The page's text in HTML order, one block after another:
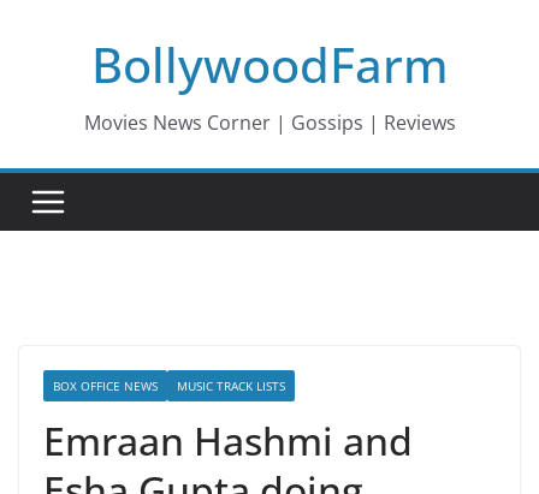
BollywoodFarm
Movies News Corner | Gossips | Reviews
BOX OFFICE NEWS MUSIC TRACK LISTS
Emraan Hashmi and